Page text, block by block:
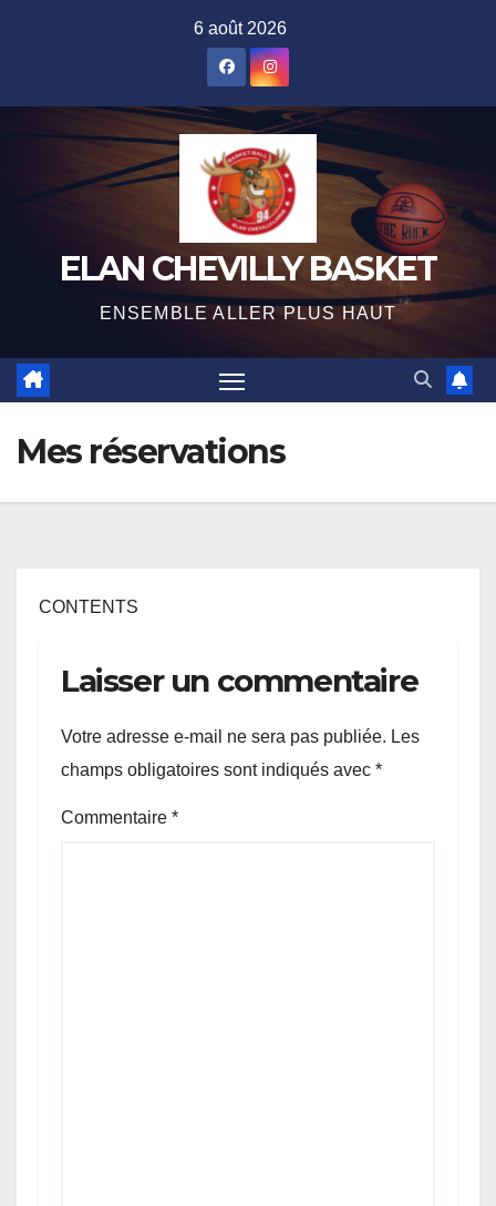
6 août 2026
ELAN CHEVILLY BASKET
ENSEMBLE ALLER PLUS HAUT
Mes réservations
CONTENTS
Laisser un commentaire
Votre adresse e-mail ne sera pas publiée. Les
champs obligatoires sont indiqués avec *
Commentaire *